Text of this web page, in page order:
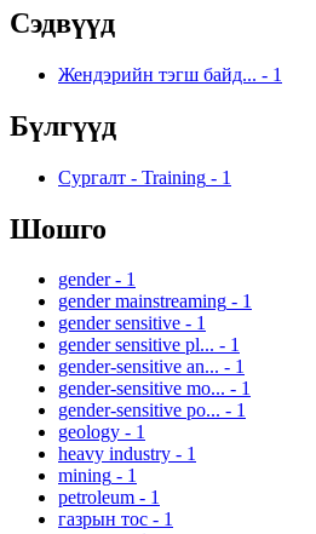
Сэдвүүд
Жендэрийн тэгш байд... - 1
Бүлгүүд
Сургалт - Training - 1
Шошго
gender - 1
gender mainstreaming - 1
gender sensitive - 1
gender sensitive pl... - 1
gender-sensitive an... - 1
gender-sensitive mo... - 1
gender-sensitive po... - 1
geology - 1
heavy industry - 1
mining - 1
petroleum - 1
газрын тос - 1